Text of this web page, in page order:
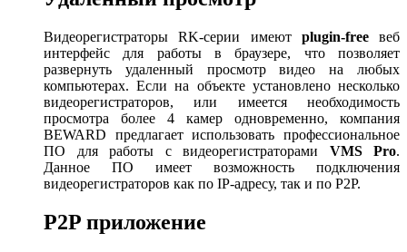
Видеорегистраторы RK-серии имеют plugin-freeвеб
интерфейс для работы в браузере, что позволяет
развернуть удаленный просмотр видео на любых
компьютерах. Если на объекте установлено несколько
видеорегистраторов, или имеется необходимость
просмотра более 4 камер одновременно, компания
BEWARD предлагает использовать профессиональное
ПО для работы с видеорегистраторами VMS Pro.
Данное ПО имеет возможность подключения
видеорегистраторов как по IP-адресу, так и по P2P.
P2P приложение